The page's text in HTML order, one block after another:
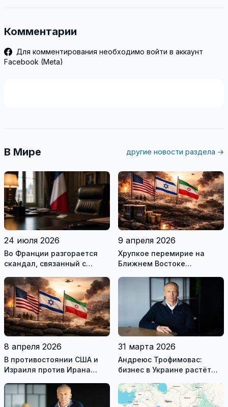
Комментарии
Для комментирования необходимо войти в аккаунт
Facebook (Meta)
В Мире другие новости раздела →
24 июля 2026
Во Франции разгорается
скандал, связанный с
государственными
служащими
9 апреля 2026
Хрупкое перемирие на
Ближнем Востоке
8 апреля 2026
В противостоянии США и
Израиля против Ирана
перемирие
31 марта 2026
Андреюс Трофимовас:
бизнес в Украине растёт